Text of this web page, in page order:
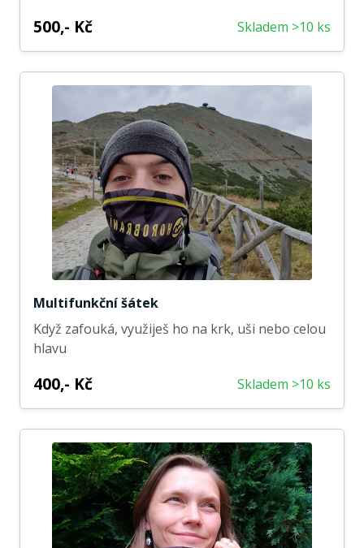
500,- Kč Skladem >10 ks
Multifunkční šátek
Když zafouká, využiješ ho na krk, uši nebo celou
hlavu
400,- Kč Skladem >10 ks